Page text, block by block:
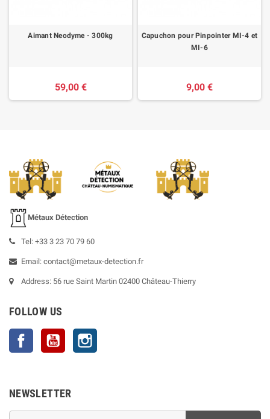
Aimant Neodyme - 300kg
59,00 €
Capuchon pour Pinpointer MI-4 et
MI-6
9,00 €
Métaux Détection
Tel: +33 3 23 70 79 60
Email: contact@metaux-detection.fr
Address: 56 rue Saint Martin 02400 Château-Thierry
FOLLOW US
Facebook YouTube
NEWSLETTER